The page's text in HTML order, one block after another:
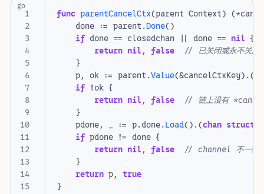
1
2
4
5
6
7
8
9
10
11
12
14
15
func parentCancelCtx(parent Context) (*
done := parent.Done()
if done == closedchan || done == nil {
return nil, false
// 已关闭或永不关闭
}
p, ok := parent.Value(&cancelCtxKey).(
if !ok {
return nil, false
// 链上没有
}
pdone, _ := p.done.Load().(chan struct
if pdone != done {
return nil, false
// channel 不一致
}
return p, true
}
go